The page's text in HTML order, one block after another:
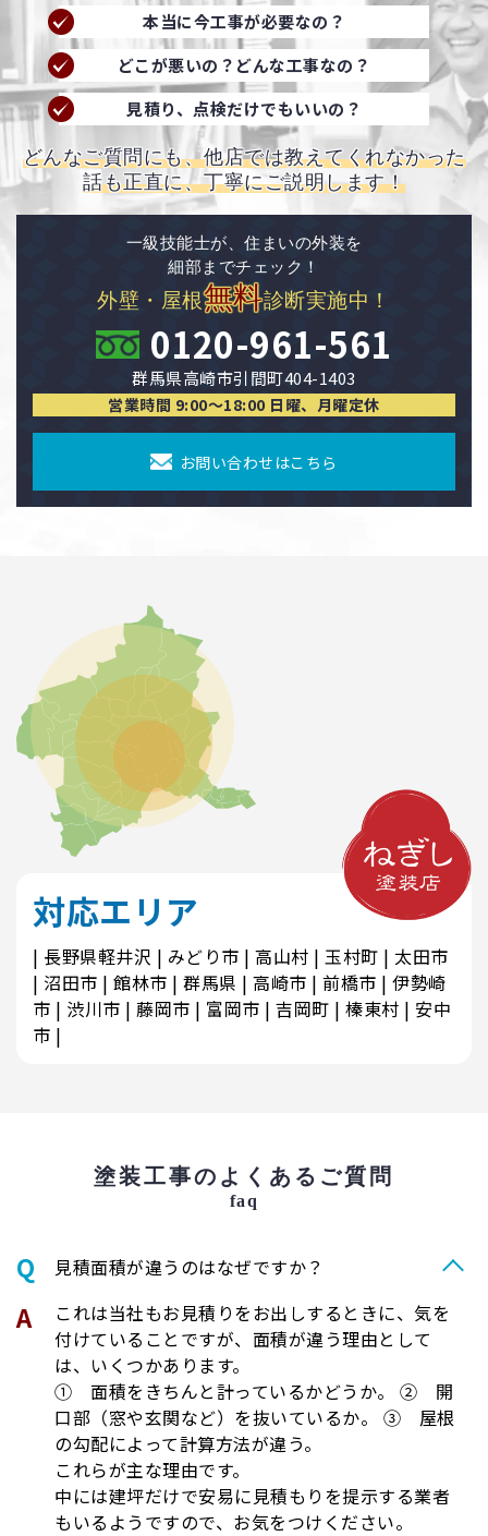
本当に今工事が必要なの？
どこが悪いの？どんな工事なの？
見積り、点検だけでもいいの？
どんなご質問にも、他店では教えてくれなかった
話も正直に、丁寧にご説明します！
一級技能士が、住まいの外装を
細部までチェック！
外壁・屋根無料診断実施中！
0120-961-561
群馬県高崎市引間町404-1403
営業時間 9:00〜18:00 日曜、月曜定休
お問い合わせはこちら
対応エリア
長野県軽井沢 みどり市 高山村 玉村町
太田市
沼田市
館林市 群馬県 高崎市 前橋市
伊勢崎
市
渋川市 藤岡市 富岡市 吉岡町 榛東村
安中
市
塗装工事のよくあるご質問
faq
⾒積⾯積が違うのはなぜですか？
これは当社もお見積りをお出しするときに、気を
付けていることですが、面積が違う理由として
は、いくつかあります。
① 面積をきちんと計っているかどうか。 ② 開
口部（窓や玄関など）を抜いているか。 ③ 屋根
の勾配によって計算方法が違う。
これらが主な理由です。
中には建坪だけで安易に見積もりを提示する業者
もいるようですので、お気をつけください。